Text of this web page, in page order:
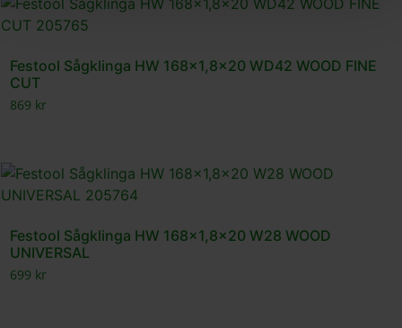
Festool Sågklinga HW 168×1,8×20 WD42 WOOD FINE
CUT
869 kr
Festool Sågklinga HW 168×1,8×20 W28 WOOD
UNIVERSAL
699 kr